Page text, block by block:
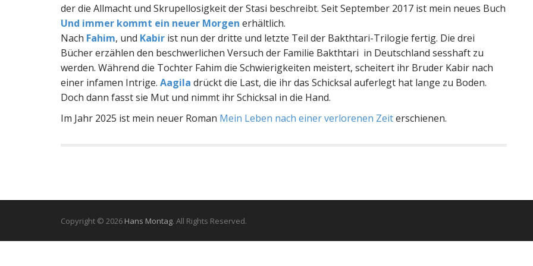
der die Allmacht und Skrupellosigkeit der Stasi beschreibt. Seit September 2017 ist mein neues Buch
Und immer kommt ein neuer Morgen erhältlich.
Nach Fahim, und Kabir ist nun der dritte und letzte Teil der Bakthtari-Trilogie fertig. Die drei
Bücher erzählen den beschwerlichen Versuch der Familie Bakthtari in Deutschland sesshaft zu
werden. Während die Tochter Fahim die Schwierigkeiten meistert, scheitert ihr Bruder Kabir nach
einer infamen Intrige. Aagila drückt die Last, die ihr das Schicksal auferlegt hat lange zu Boden.
Doch dann fasst sie Mut und nimmt ihr Schicksal in die Hand.
Im Jahr 2025 ist mein neuer Roman Mein Leben nach einer verlorenen Zeiterschienen.
Copyright © 2026 Hans Montag. All Rights Reserved.